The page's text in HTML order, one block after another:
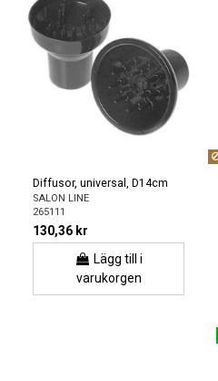
Diffusor, universal, D14cm
SALON LINE
265111
130,36 kr
Lägg till i
varukorgen